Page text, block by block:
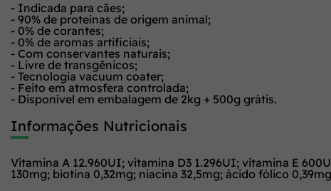
- Indicada para cães;
- 90% de proteínas de origem animal;
- 0% de corantes;
- 0% de aromas artificiais;
- Com conservantes naturais;
- Livre de transgênicos;
- Tecnologia vacuum coater;
- Feito em atmosfera controlada;
- Disponível em embalagem de 2kg + 500g grátis.
Informações Nutricionais
Vitamina A 12.960UI; vitamina D3 1.296UI; vitamina E
130mg; biotina 0,32mg; niacina 32,5mg; ácido fólico